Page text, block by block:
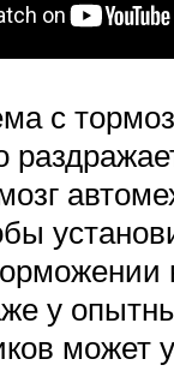
с
у
может